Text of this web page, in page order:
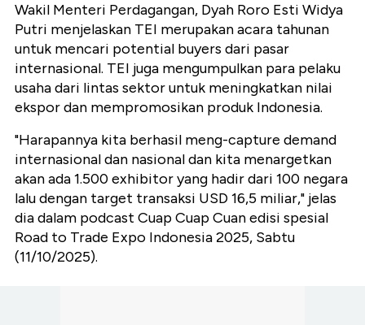
Wakil Menteri Perdagangan, Dyah Roro Esti Widya
Putri menjelaskan TEI merupakan acara tahunan
untuk mencari potential buyers dari pasar
internasional. TEI juga mengumpulkan para pelaku
usaha dari lintas sektor untuk meningkatkan nilai
ekspor dan mempromosikan produk Indonesia.
"Harapannya kita berhasil meng-capture demand
internasional dan nasional dan kita menargetkan
akan ada 1.500 exhibitor yang hadir dari 100 negara
lalu dengan target transaksi USD 16,5 miliar," jelas
dia dalam podcast Cuap Cuap Cuan edisi spesial
Road to Trade Expo Indonesia 2025, Sabtu
(11/10/2025).